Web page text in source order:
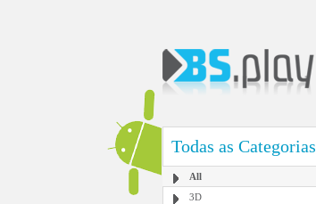
Todas as Categorias
All
3D